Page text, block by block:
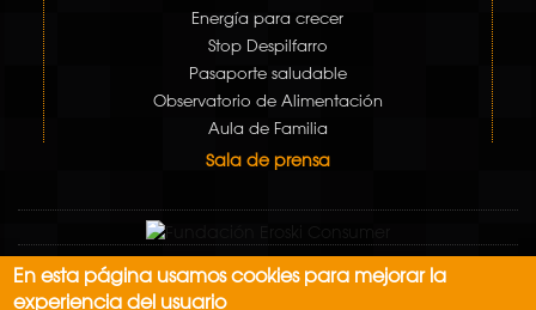
Energía para crecer
Stop Despilfarro
Pasaporte saludable
Observatorio de Alimentación
Aula de Familia
Sala de prensa
Aviso Legal
En esta página usamos cookies para mejorar la
experiencia del usuario